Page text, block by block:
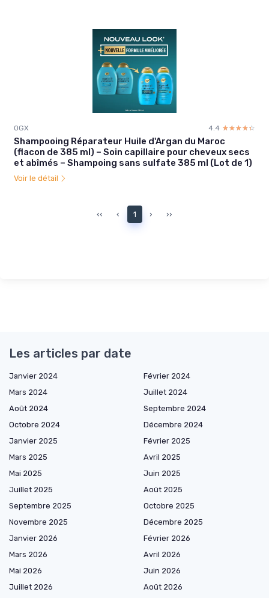
OGX 4.4 ☆☆☆☆☆
★★★★★
Shampooing Réparateur Huile d'Argan du Maroc
(flacon de 385 ml) – Soin capillaire pour cheveux secs
et abîmés – Shampoing sans sulfate 385 ml (Lot de 1)
Voir le détail
‹‹ ‹ 1 › ››
Les articles par date
Janvier 2024
Février 2024
Mars 2024
Juillet 2024
Août 2024
Septembre 2024
Octobre 2024
Décembre 2024
Janvier 2025
Février 2025
Mars 2025
Avril 2025
Mai 2025
Juin 2025
Juillet 2025
Août 2025
Septembre 2025
Octobre 2025
Novembre 2025
Décembre 2025
Janvier 2026
Février 2026
Mars 2026
Avril 2026
Mai 2026
Juin 2026
Juillet 2026
Août 2026